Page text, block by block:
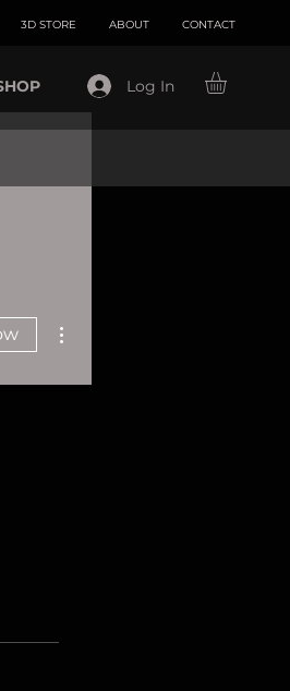
3D STORE ABOUT CONTACT
Log In